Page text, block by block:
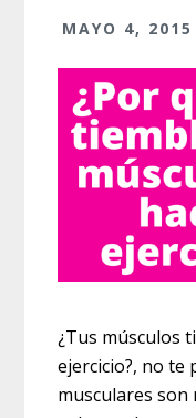
MAYO 4, 2015
¿Tus músculos
ejercicio?, no te
musculares